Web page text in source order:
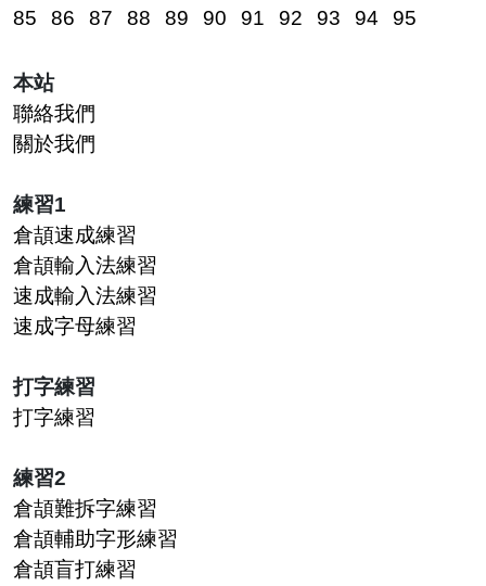
85
86 87 88 89 90 91 92 93 94 95
本站
聯絡我們
關於我們
練習1
倉頡速成練習
倉頡輸入法練習
速成輸入法練習
速成字母練習
打字練習
打字練習
練習2
倉頡難拆字練習
倉頡輔助字形練習
倉頡盲打練習